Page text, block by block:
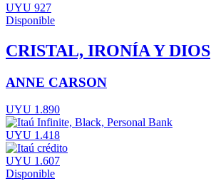
UYU 927
Disponible
CRISTAL, IRONÍA Y DIOS
ANNE CARSON
UYU 1.890
UYU 1.418
UYU 1.607
Disponible